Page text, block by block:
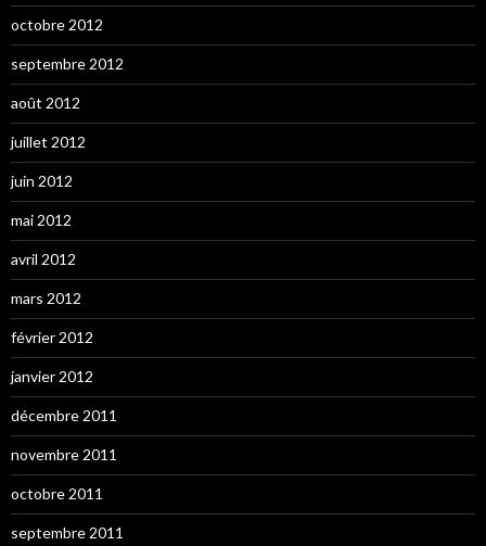
octobre 2012
septembre 2012
août 2012
juillet 2012
juin 2012
mai 2012
avril 2012
mars 2012
février 2012
janvier 2012
décembre 2011
novembre 2011
octobre 2011
septembre 2011